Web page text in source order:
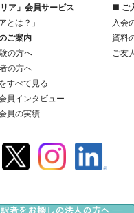
ア」会員サービス
とは？」
ご案内
の方へ
の方へ
すべて見る
員インタビュー
員の実績
■ ご
入会
資料
ご友